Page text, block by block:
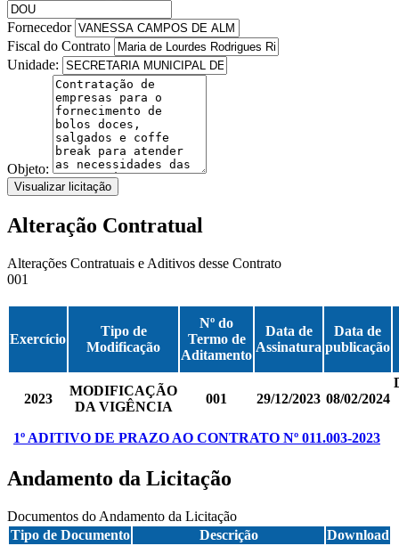
Fornecedor
Fiscal do Contrato
Unidade:
Objeto:
Visualizar licitação
Alteração Contratual
Alterações Contratuais e Aditivos desse Contrato
001
Exercício
Tipo de
Modificação
Nº do
Termo de
Aditamento
Data de
Assinatura
Data de
publicação
2023
MODIFICAÇÃO
DA VIGÊNCIA
001 29/12/2023 08/02/2024
1º ADITIVO DE PRAZO AO CONTRATO Nº 011.003-2023
Andamento da Licitação
Documentos do Andamento da Licitação
Tipo de Documento
Descrição
Download